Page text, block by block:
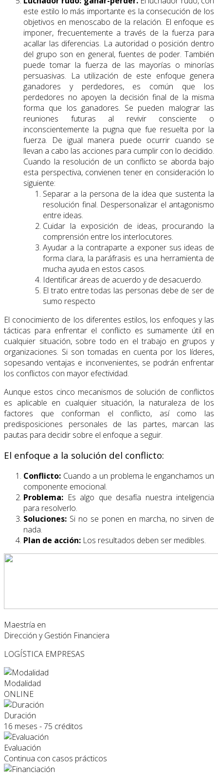
este estilo lo más importante es la consecución de los
objetivos en menoscabo de la relación. El enfoque es
imponer, frecuentemente a través de la fuerza para
acallar las diferencias. La autoridad o posición dentro
del grupo son en general, fuentes de poder. También
puede tomar la fuerza de las mayorías o minorías
persuasivas. La utilización de este enfoque genera
ganadores y perdedores, es común que los
perdedores no apoyen la decisión final de la misma
forma que los ganadores. Se pueden malograr las
reuniones futuras al revivir consciente o
inconscientemente la pugna que fue resuelta por la
fuerza. De igual manera puede ocurrir cuando se
llevan a cabo las acciones para cumplir con lo decidido.
Cuando la resolución de un conflicto se aborda bajo
esta perspectiva, convienen tener en consideración lo
siguiente:
Separar a la persona de la idea que sustenta la
resolución final. Despersonalizar el antagonismo
entre ideas.
Cuidar la exposición de ideas, procurando la
comprensión entre los interlocutores.
Ayudar a la contraparte a exponer sus ideas de
forma clara, la paráfrasis es una herramienta de
mucha ayuda en estos casos.
Identificar áreas de acuerdo y de desacuerdo.
El trato entre todas las personas debe de ser de
sumo respecto
El conocimiento de los diferentes estilos, los enfoques y las
tácticas para enfrentar el conflicto es sumamente útil en
cualquier situación, sobre todo en el trabajo en grupos y
organizaciones. Si son tomadas en cuenta por los líderes,
sopesando ventajas e inconvenientes, se podrán enfrentar
los conflictos con mayor efectividad.
Aunque estos cinco mecanismos de solución de conflictos
es aplicable en cualquier situación, la naturaleza de los
factores que conforman el conflicto, así como las
predisposiciones personales de las partes, marcan las
pautas para decidir sobre el enfoque a seguir.
El enfoque a la solución del conflicto:
Conflicto: Cuando a un problema le enganchamos un
componente emocional.
Problema: Es algo que desafía nuestra inteligencia
para resolverlo.
Soluciones: Si no se ponen en marcha, no sirven de
nada.
Plan de acción: Los resultados deben ser medibles.
Maestría en
Dirección y Gestión Financiera
LOGÍSTICA EMPRESAS
Modalidad
ONLINE
Duración
16 meses - 75 créditos
Evaluación
Continua con casos prácticos